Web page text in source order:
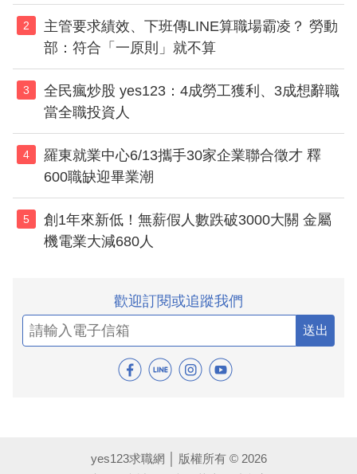
2
主管要求績效、下班傳LINE算職場霸凌？ 勞動
部：符合「一原則」就不算
3
全民瘋炒股 yes123：4成勞工獲利、3成想辭職
當全職投資人
4
羅東就業中心6/13攜手30家企業聯合徵才 釋
600職缺迎畢業潮
5
創1年來新低！無薪假人數跌破3000大關 金屬
機電業大減680人
歡迎訂閱或追蹤我們
送出
yes123求職網 │ 版權所有 © 2026